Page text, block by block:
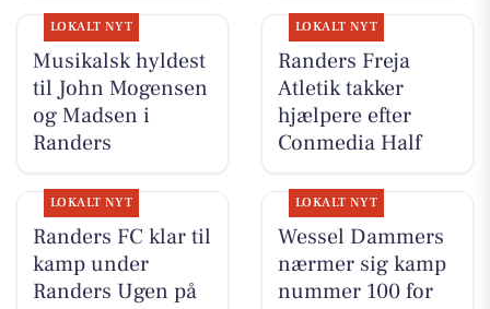
LOKALT NYT
Musikalsk hyldest
til John Mogensen
og Madsen i
Randers
LOKALT NYT
Randers Freja
Atletik takker
hjælpere efter
Conmedia Half
LOKALT NYT
Randers FC klar til
kamp under
Randers Ugen på
LOKALT NYT
Wessel Dammers
nærmer sig kamp
nummer 100 for